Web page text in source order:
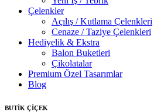
Çelenkler
Açılış / Kutlama Çelenkleri
Cenaze / Taziye Çelenkleri
Hediyelik & Ekstra
Balon Buketleri
Çikolatalar
Premium Özel Tasarımlar
Blog
BUTİK ÇİÇEK